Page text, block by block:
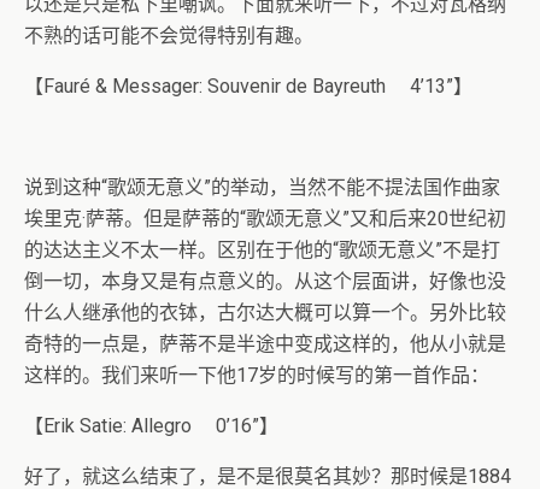
不熟的话可能不会觉得特别有趣。
【Fauré & Messager: Souvenir de Bayreuth 4’13”】
说到这种“歌颂无意义”的举动，当然不能不提法国作曲家
埃里克·萨蒂。但是萨蒂的“歌颂无意义”又和后来20世纪初
的达达主义不太一样。区别在于他的“歌颂无意义”不是打
倒一切，本身又是有点意义的。从这个层面讲，好像也没
什么人继承他的衣钵，古尔达大概可以算一个。另外比较
奇特的一点是，萨蒂不是半途中变成这样的，他从小就是
这样的。我们来听一下他17岁的时候写的第一首作品：
【Erik Satie: Allegro 0’16”】
好了，就这么结束了，是不是很莫名其妙？那时候是1884